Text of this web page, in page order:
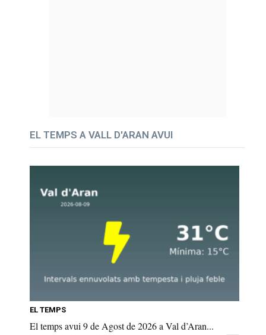
EL TEMPS A VALL D'ARAN AVUI
EL TEMPS
El temps avui 9 de Agost de 2026 a Val d’Aran...